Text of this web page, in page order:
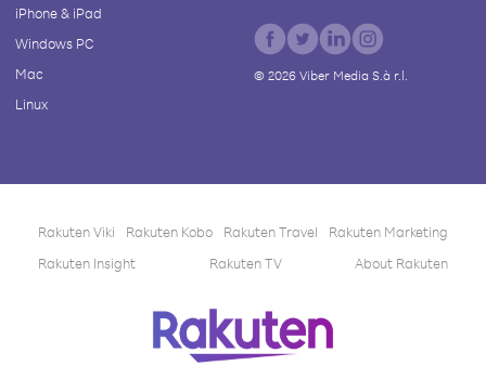
iPhone & iPad
Windows PC
Mac
Linux
© 2026Viber Media S.à r.l.
Rakuten Viki Rakuten Kobo Rakuten Travel
Rakuten Marketing
Rakuten Insight
Rakuten TV About Rakuten